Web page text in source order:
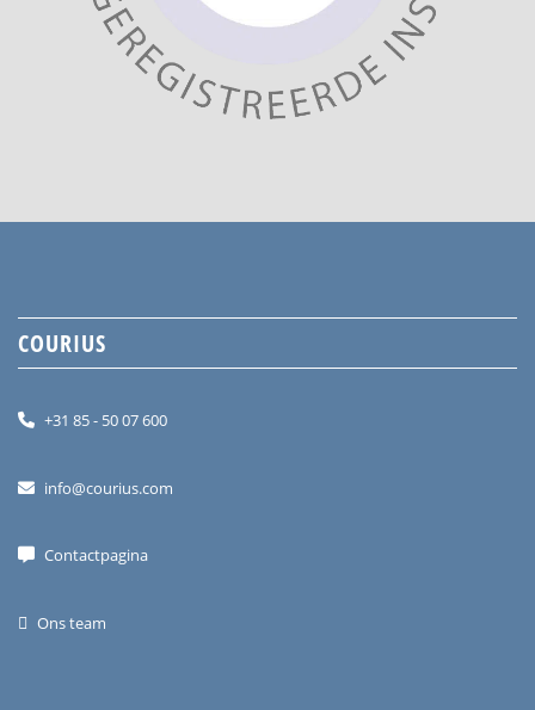
COURIUS
+31 85 - 50 07 600
info@courius.com
Contactpagina
Ons team